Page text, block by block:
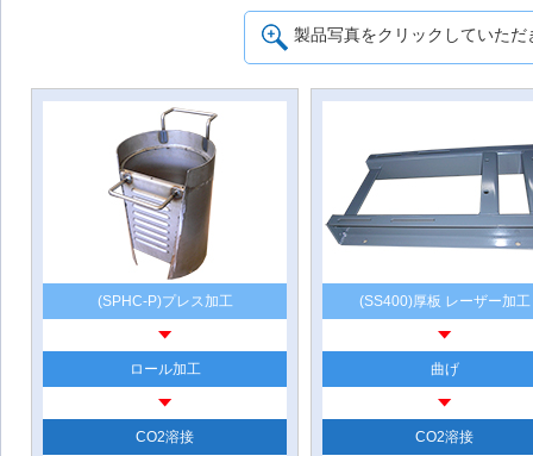
製品写真をクリックしていた
(SPHC-P)プレス加工
ロール加工
CO2溶接
(SS400)厚板 レーザー加工
曲げ
CO2溶接